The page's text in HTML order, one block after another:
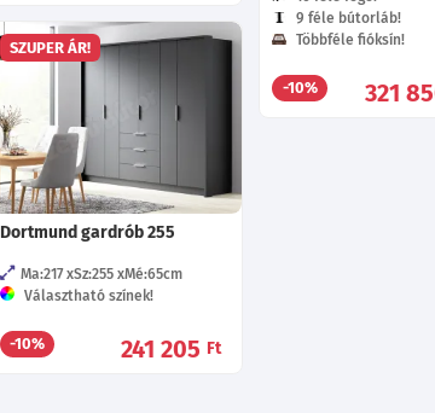
9 féle bútorláb!
Többféle fióksín!
-10% 321
SZUPER ÁR!
Dortmund gardrób 255
Ma:217 Sz:255 Mé:65cm
Választható színek!
-10% 241 205 Ft